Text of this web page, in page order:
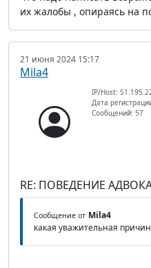
их жалобы , опираясь на
21 июня 2024 15:17
Mila4
IP/Host:
Дата
Сообщений: 57
RE: ПОВЕДЕНИЕ
Сообщение от Mila4
какая уважительная